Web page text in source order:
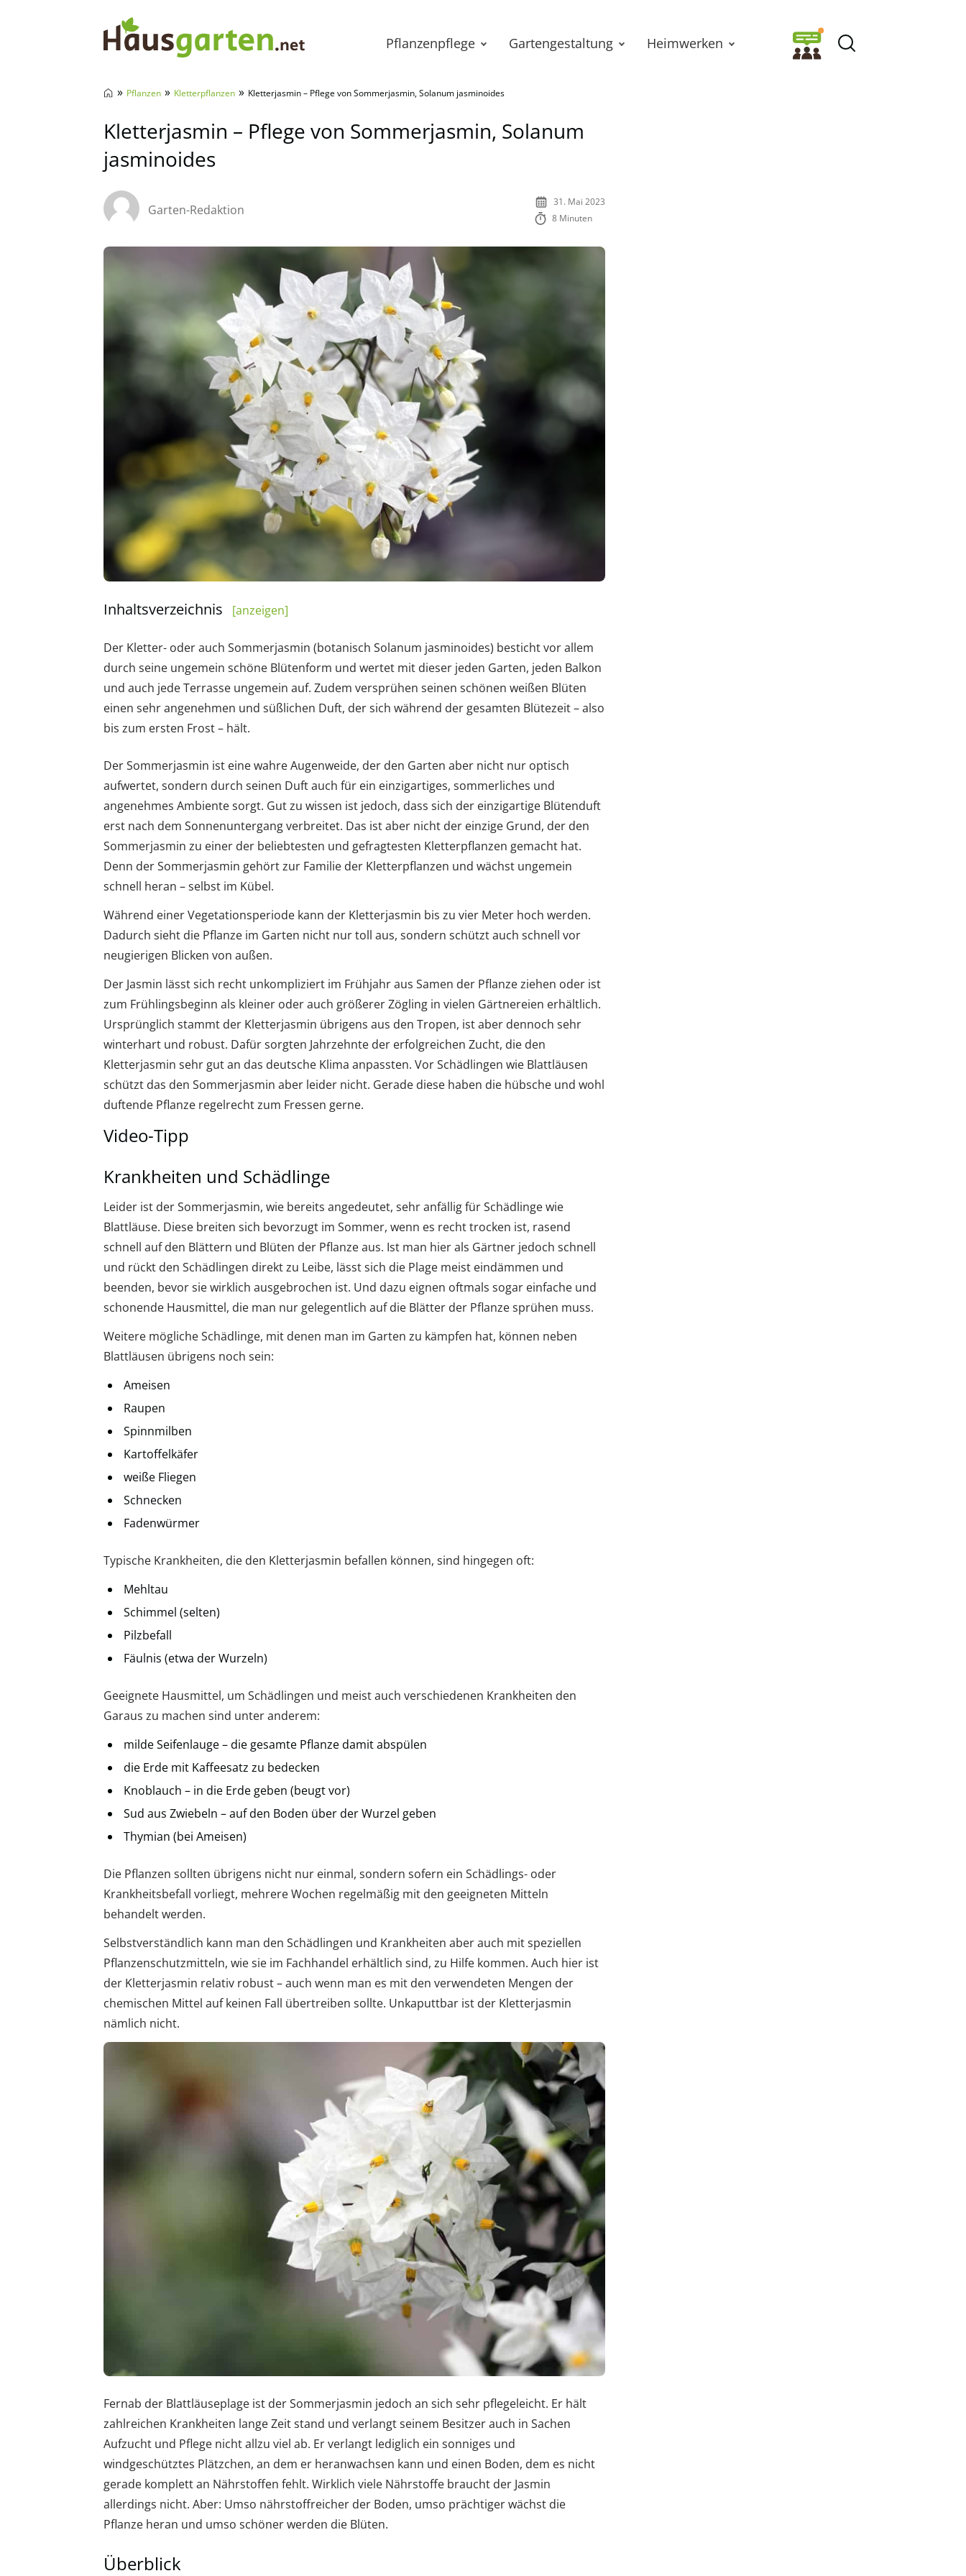
Pflanzenpflege Gartengestaltung Heimwerken
» Pflanzen » Kletterpflanzen » Kletterjasmin – Pflege von Sommerjasmin, Solanum jasminoides
Kletterjasmin – Pflege von Sommerjasmin, Solanum
jasminoides
Garten-Redaktion
31. Mai 2023
8 Minuten
Inhaltsverzeichnis [anzeigen]
Der Kletter- oder auch Sommerjasmin (botanisch Solanum jasminoides) besticht vor allem
durch seine ungemein schöne Blütenform und wertet mit dieser jeden Garten, jeden Balkon
und auch jede Terrasse ungemein auf. Zudem versprühen seinen schönen weißen Blüten
einen sehr angenehmen und süßlichen Duft, der sich während der gesamten Blütezeit – also
bis zum ersten Frost – hält.
Der Sommerjasmin ist eine wahre Augenweide, der den Garten aber nicht nur optisch
aufwertet, sondern durch seinen Duft auch für ein einzigartiges, sommerliches und
angenehmes Ambiente sorgt. Gut zu wissen ist jedoch, dass sich der einzigartige Blütenduft
erst nach dem Sonnenuntergang verbreitet. Das ist aber nicht der einzige Grund, der den
Sommerjasmin zu einer der beliebtesten und gefragtesten Kletterpflanzen gemacht hat.
Denn der Sommerjasmin gehört zur Familie der Kletterpflanzen und wächst ungemein
schnell heran – selbst im Kübel.
Während einer Vegetationsperiode kann der Kletterjasmin bis zu vier Meter hoch werden.
Dadurch sieht die Pflanze im Garten nicht nur toll aus, sondern schützt auch schnell vor
neugierigen Blicken von außen.
Der Jasmin lässt sich recht unkompliziert im Frühjahr aus Samen der Pflanze ziehen oder ist
zum Frühlingsbeginn als kleiner oder auch größerer Zögling in vielen Gärtnereien erhältlich.
Ursprünglich stammt der Kletterjasmin übrigens aus den Tropen, ist aber dennoch sehr
winterhart und robust. Dafür sorgten Jahrzehnte der erfolgreichen Zucht, die den
Kletterjasmin sehr gut an das deutsche Klima anpassten. Vor Schädlingen wie Blattläusen
schützt das den Sommerjasmin aber leider nicht. Gerade diese haben die hübsche und wohl
duftende Pflanze regelrecht zum Fressen gerne.
Video-Tipp
Krankheiten und Schädlinge
Leider ist der Sommerjasmin, wie bereits angedeutet, sehr anfällig für Schädlinge wie
Blattläuse. Diese breiten sich bevorzugt im Sommer, wenn es recht trocken ist, rasend
schnell auf den Blättern und Blüten der Pflanze aus. Ist man hier als Gärtner jedoch schnell
und rückt den Schädlingen direkt zu Leibe, lässt sich die Plage meist eindämmen und
beenden, bevor sie wirklich ausgebrochen ist. Und dazu eignen oftmals sogar einfache und
schonende Hausmittel, die man nur gelegentlich auf die Blätter der Pflanze sprühen muss.
Weitere mögliche Schädlinge, mit denen man im Garten zu kämpfen hat, können neben
Blattläusen übrigens noch sein:
Ameisen
Raupen
Spinnmilben
Kartoffelkäfer
weiße Fliegen
Schnecken
Fadenwürmer
Typische Krankheiten, die den Kletterjasmin befallen können, sind hingegen oft:
Mehltau
Schimmel (selten)
Pilzbefall
Fäulnis (etwa der Wurzeln)
Geeignete Hausmittel, um Schädlingen und meist auch verschiedenen Krankheiten den
Garaus zu machen sind unter anderem:
milde Seifenlauge – die gesamte Pflanze damit abspülen
die Erde mit Kaffeesatz zu bedecken
Knoblauch – in die Erde geben (beugt vor)
Sud aus Zwiebeln – auf den Boden über der Wurzel geben
Thymian (bei Ameisen)
Die Pflanzen sollten übrigens nicht nur einmal, sondern sofern ein Schädlings- oder
Krankheitsbefall vorliegt, mehrere Wochen regelmäßig mit den geeigneten Mitteln
behandelt werden.
Selbstverständlich kann man den Schädlingen und Krankheiten aber auch mit speziellen
Pflanzenschutzmitteln, wie sie im Fachhandel erhältlich sind, zu Hilfe kommen. Auch hier ist
der Kletterjasmin relativ robust – auch wenn man es mit den verwendeten Mengen der
chemischen Mittel auf keinen Fall übertreiben sollte. Unkaputtbar ist der Kletterjasmin
nämlich nicht.
Fernab der Blattläuseplage ist der Sommerjasmin jedoch an sich sehr pflegeleicht. Er hält
zahlreichen Krankheiten lange Zeit stand und verlangt seinem Besitzer auch in Sachen
Aufzucht und Pflege nicht allzu viel ab. Er verlangt lediglich ein sonniges und
windgeschütztes Plätzchen, an dem er heranwachsen kann und einen Boden, dem es nicht
gerade komplett an Nährstoffen fehlt. Wirklich viele Nährstoffe braucht der Jasmin
allerdings nicht. Aber: Umso nährstoffreicher der Boden, umso prächtiger wächst die
Pflanze heran und umso schöner werden die Blüten.
Überblick